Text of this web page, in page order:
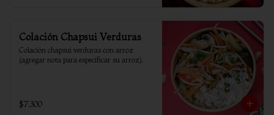
Colación Chapsui Verduras
Colación chapsui verduras con arroz
(agregar nota para especificar su arroz).
$7.300